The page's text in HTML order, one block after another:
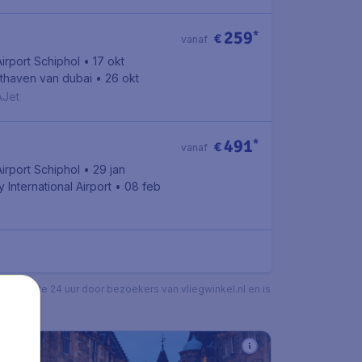
€ 259*
vanaf
Schiphol • 17 okt
van dubai • 26 okt
€491*
vanaf
Schiphol • 29 jan
International Airport • 08 feb
laatste 24 uur door bezoekers van vliegwinkel.nl en is